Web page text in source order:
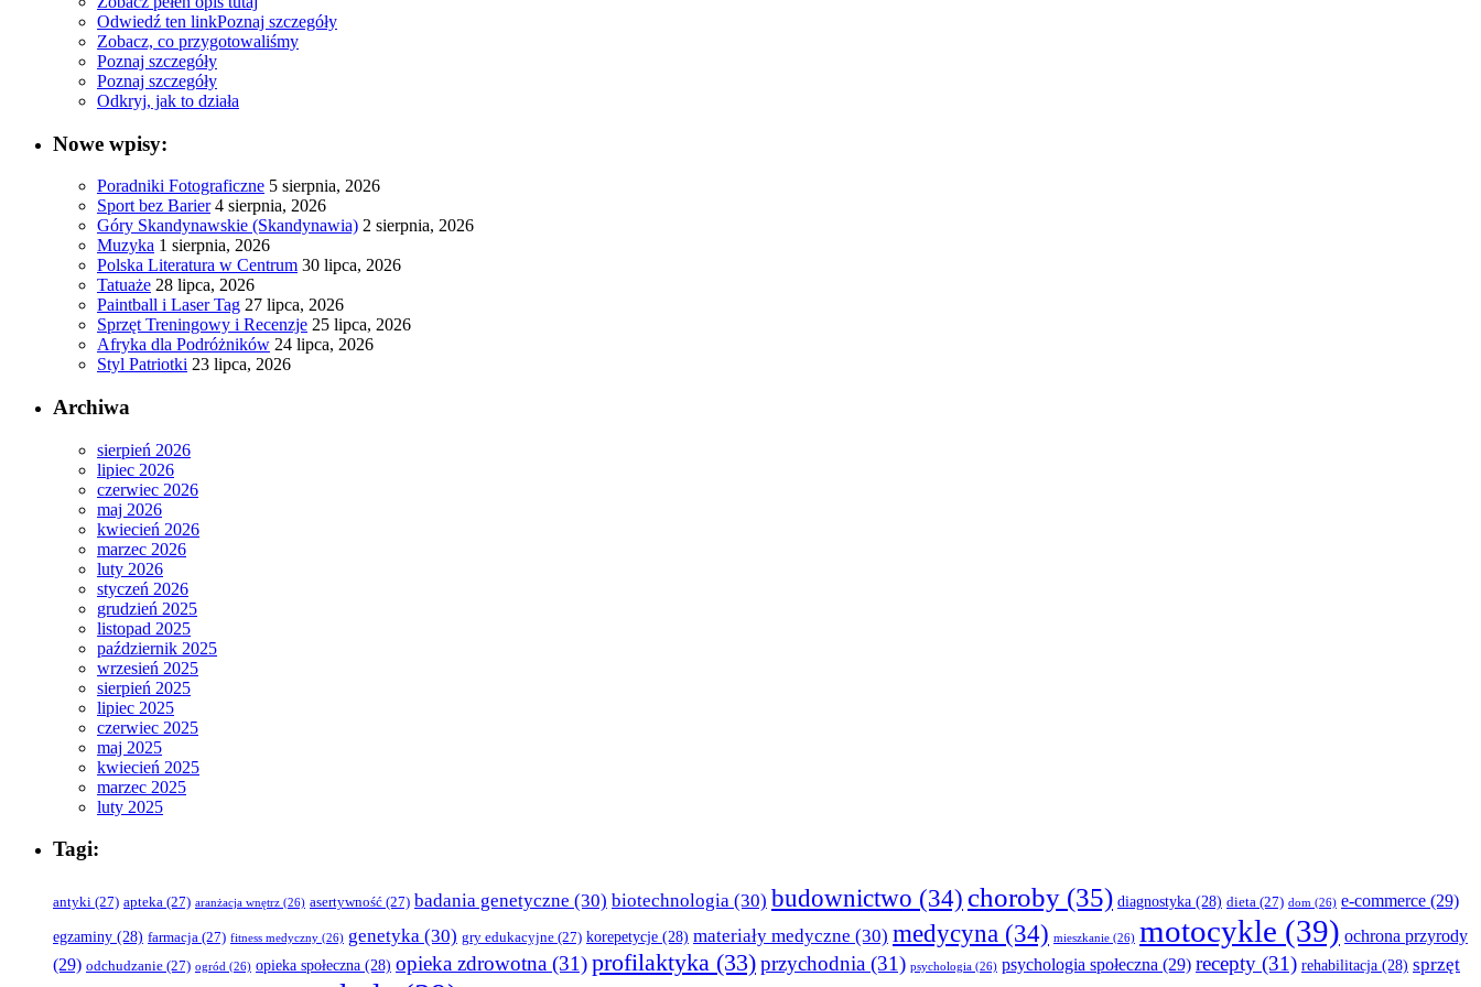
Odwiedź ten linkPoznaj szczegóły
Zobacz, co przygotowaliśmy
Poznaj szczegóły
Poznaj szczegóły
Odkryj, jak to działa
Nowe wpisy:
Poradniki Fotograficzne 5 sierpnia, 2026
Sport bez Barier 4 sierpnia, 2026
Góry Skandynawskie (Skandynawia) 2 sierpnia, 2026
Muzyka 1 sierpnia, 2026
Polska Literatura w Centrum 30 lipca, 2026
Tatuaże 28 lipca, 2026
Paintball i Laser Tag 27 lipca, 2026
Sprzęt Treningowy i Recenzje 25 lipca, 2026
Afryka dla Podróżników 24 lipca, 2026
Styl Patriotki 23 lipca, 2026
Archiwa
sierpień 2026
lipiec 2026
czerwiec 2026
maj 2026
kwiecień 2026
marzec 2026
luty 2026
styczeń 2026
grudzień 2025
listopad 2025
październik 2025
wrzesień 2025
sierpień 2025
lipiec 2025
czerwiec 2025
maj 2025
kwiecień 2025
marzec 2025
luty 2025
Tagi:
antyki (27) apteka (27) aranżacja wnętrz (26) asertywność (27) badania genetyczne (30) biotechnologia (30) budownictwo (34) choroby (35) diagnostyka (28) dieta (27) dom (26) e-commerce (29)
egzaminy (28) farmacja (27) fitness medyczny (26) genetyka (30) gry edukacyjne (27) korepetycje (28) materiały medyczne (30) medycyna (34) mieszkanie (26) motocykle (39) ochrona przyrody
(29) odchudzanie (27) ogród (26) opieka społeczna (28) opieka zdrowotna (31)profilaktyka (33)przychodnia (31) psychologia (26) psychologia społeczna (29) recepty (31) rehabilitacja (28) sprzęt